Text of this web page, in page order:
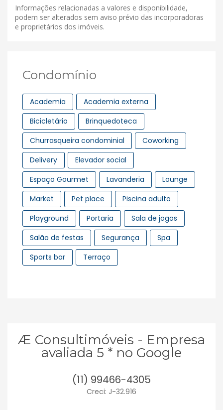
Informações relacionadas a valores e disponibilidade,
podem ser alterados sem aviso prévio das incorporadoras
e proprietários dos imóveis.
Condomínio
Academia
Academia externa
Bicicletário
Brinquedoteca
Churrasqueira condominial
Coworking
Delivery
Elevador social
Espaço Gourmet
Lavanderia
Lounge
Market
Pet place
Piscina adulto
Playground
Portaria
Sala de jogos
Salão de festas
Segurança
Spa
Sports bar
Terraço
Æ Consultimóveis - Empresa
avaliada 5 * no Google
(11) 99466-4305
Creci: J-32.916